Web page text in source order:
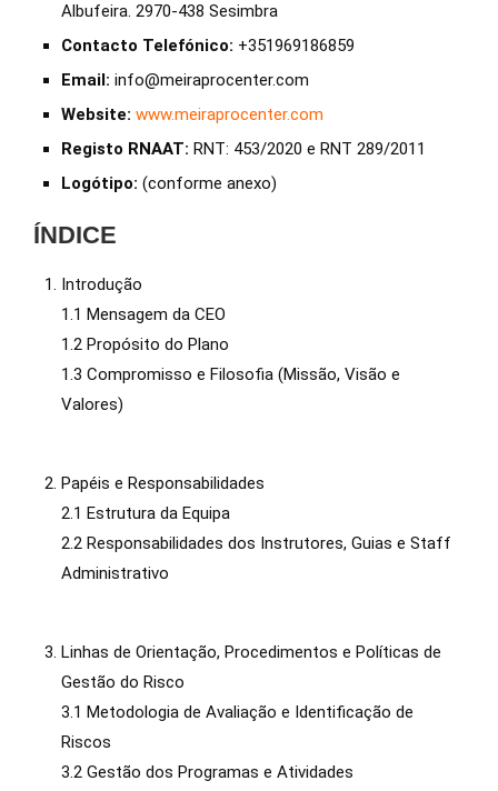
Albufeira. 2970-438 Sesimbra
Contacto Telefónico: +351969186859
Email: info@meiraprocenter.com
Website: www.meiraprocenter.com
Registo RNAAT: RNT: 453/2020 e RNT 289/2011
Logótipo: (conforme anexo)
ÍNDICE
Introdução
1.1 Mensagem da CEO
1.2 Propósito do Plano
1.3 Compromisso e Filosofia (Missão, Visão e
Valores)
Papéis e Responsabilidades
2.1 Estrutura da Equipa
2.2 Responsabilidades dos Instrutores, Guias e Staff
Administrativo
Linhas de Orientação, Procedimentos e Políticas de
Gestão do Risco
3.1 Metodologia de Avaliação e Identificação de
Riscos
3.2 Gestão dos Programas e Atividades